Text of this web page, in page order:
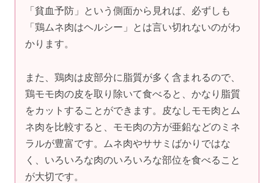
「貧血予防」という側面から見れば、必ずしも
「鶏ムネ肉はヘルシー」とは言い切れないのがわ
かります。
また、鶏肉は皮部分に脂質が多く含まれるので、
鶏モモ肉の皮を取り除いて食べると、かなり脂質
をカットすることができます。皮なしモモ肉とム
ネ肉を比較すると、モモ肉の方が亜鉛などのミネ
ラルが豊富です。ムネ肉やササミばかりではな
く、いろいろな肉のいろいろな部位を食べること
が大切です。